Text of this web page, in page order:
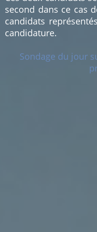
second dans ce cas
candidats
candidature.
Sondage du jour